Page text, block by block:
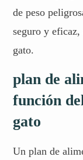
de peso
seguro y eficaz,
gato.
plan de
función
gato
Un plan de